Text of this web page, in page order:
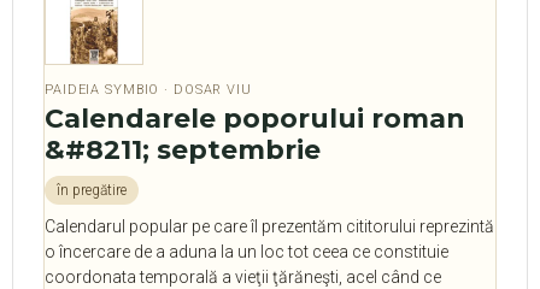
PAIDEIA SYMBIO · DOSAR VIU
Calendarele poporului roman
&#8211; septembrie
în pregătire
Calendarul popular pe care îl prezentăm cititorului reprezintă
o încercare de a aduna la un loc tot ceea ce constituie
coordonata temporală a vieţii ţărăneşti, acel când ce